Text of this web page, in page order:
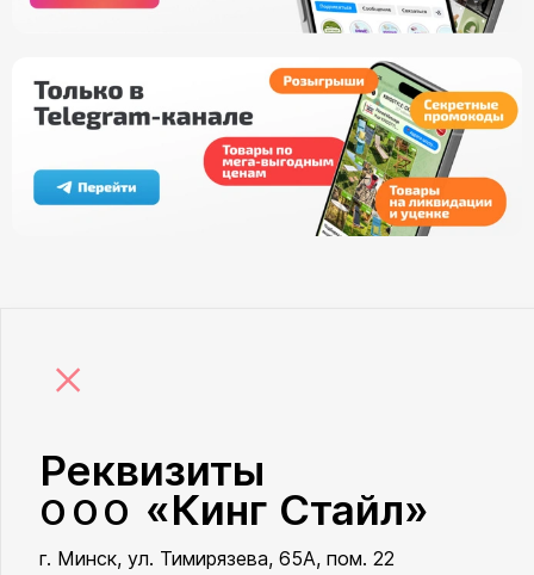
×
Реквизиты
ООО «Кинг Стайл»
г. Минск, ул. Тимирязева, 65А, пом. 22